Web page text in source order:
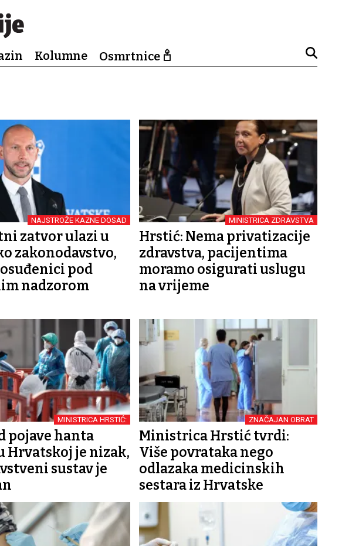
Kolumne Osmrtnice
NAJSTROŽE KAZNE DOSAD
zatvor ulazi u
zakonodavstvo,
pod
nadzorom
MINISTRICA ZDRAVSTVA
Hrstić: Nema privatizacije
zdravstva, pacijentima
moramo osigurati uslugu
na vrijeme
MINISTRICA HRSTIĆ:
pojave hanta
Hrvatskoj je nizak,
sustav je
ZNAČAJAN OBRAT
Ministrica Hrstić tvrdi:
Više povrataka nego
odlazaka medicinskih
sestara iz Hrvatske